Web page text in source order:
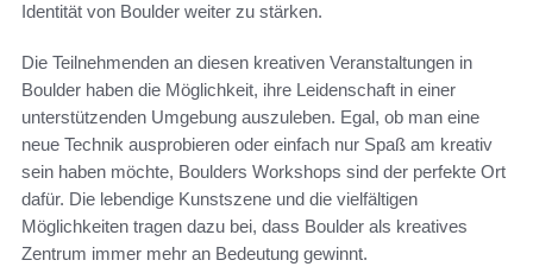
Identität von Boulder weiter zu stärken.
Die Teilnehmenden an diesen kreativen Veranstaltungen in
Boulder haben die Möglichkeit, ihre Leidenschaft in einer
unterstützenden Umgebung auszuleben. Egal, ob man eine
neue Technik ausprobieren oder einfach nur Spaß am kreativ
sein haben möchte, Boulders Workshops sind der perfekte Ort
dafür. Die lebendige Kunstszene und die vielfältigen
Möglichkeiten tragen dazu bei, dass Boulder als kreatives
Zentrum immer mehr an Bedeutung gewinnt.